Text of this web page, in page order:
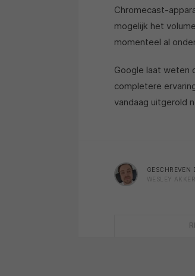
Chromecast-
mogelijk het
momenteel al
Google laat weten
completere
vandaag uitgerold
GESCHREVEN
WESLEY